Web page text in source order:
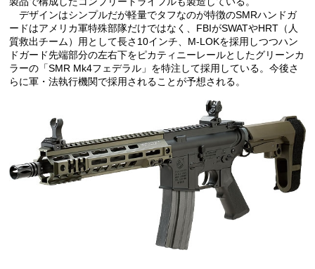
デザインはシンプルだが軽量でタフなのが特徴のSMRハンドガ
ードはアメリカ軍特殊部隊だけではなく、FBIがSWATやHRT（人
質救出チーム）用として長さ10インチ、M-LOKを採用しつつハン
ドガード先端部分の左右下をピカティニーレールとしたグリーンカ
ラーの「SMR Mk4フェデラル」を特注して採用している。今後さ
らに軍・法執行機関で採用されることが予想される。